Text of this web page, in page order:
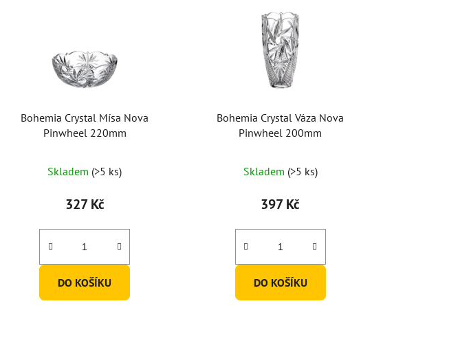
Bohemia Crystal Mísa Nova
Pinwheel 220mm
Skladem (>5 ks)
327 Kč
DO KOŠÍKU
Bohemia Crystal Váza Nova
Pinwheel 200mm
Skladem (>5 ks)
397 Kč
DO KOŠÍKU